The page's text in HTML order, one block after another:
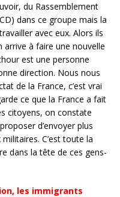
du Rassemblement
dans ce groupe mais la
avec eux. Alors ils
à faire une nouvelle
est une personne
direction. Nous nous
de la France, c’est vrai
ce que la France a fait
citoyens, on constate
d’envoyer plus
C’est toute la
dans la tête de ces gens-
les immigrants